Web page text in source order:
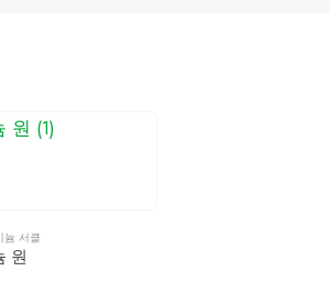
늄 서클
원